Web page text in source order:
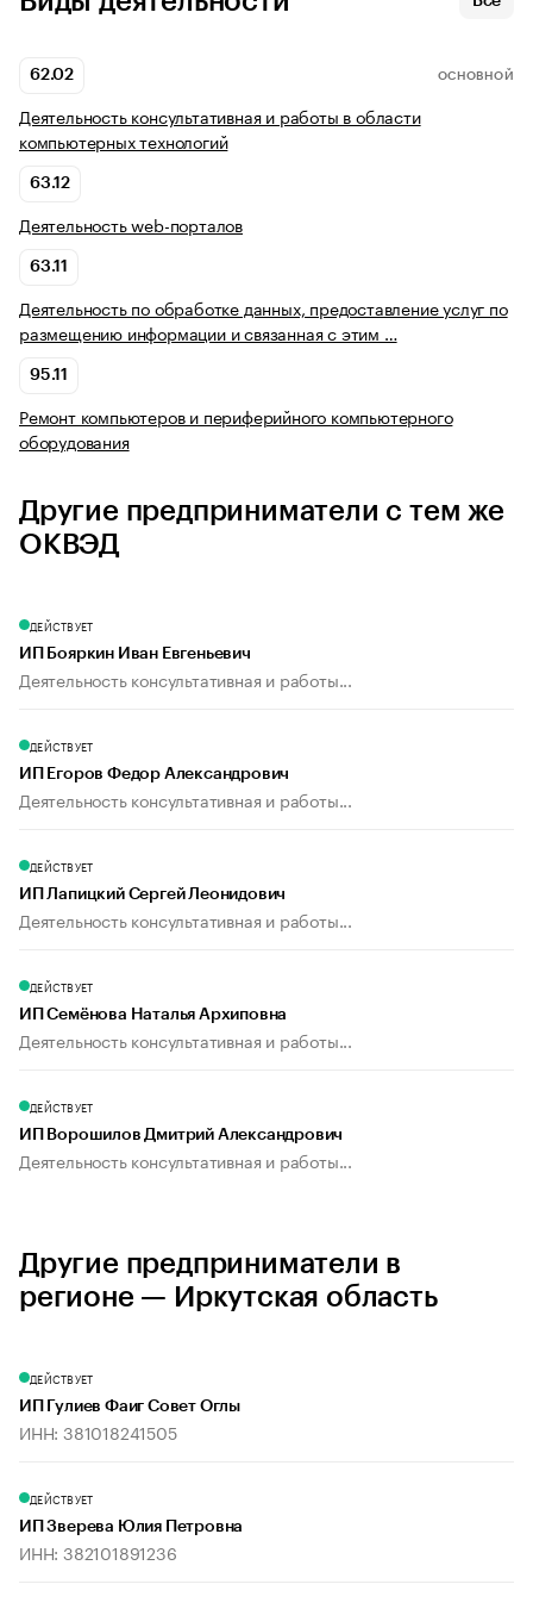
62.02 ОСНОВНОЙ
Деятельность консультативная и работы в области
компьютерных технологий
63.12
Деятельность web-порталов
63.11
Деятельность по обработке данных, предоставление услуг по
размещению информации и связанная с этим …
95.11
Ремонт компьютеров и периферийного компьютерного
оборудования
Другие предприниматели с тем же
ОКВЭД
ДЕЙСТВУЕТ
ИП Бояркин Иван Евгеньевич
Деятельность консультативная и работы...
ДЕЙСТВУЕТ
ИП Егоров Федор Александрович
Деятельность консультативная и работы...
ДЕЙСТВУЕТ
ИП Лапицкий Сергей Леонидович
Деятельность консультативная и работы...
ДЕЙСТВУЕТ
ИП Семёнова Наталья Архиповна
Деятельность консультативная и работы...
ДЕЙСТВУЕТ
ИП Ворошилов Дмитрий Александрович
Деятельность консультативная и работы...
Другие предприниматели в
регионе — Иркутская область
ДЕЙСТВУЕТ
ИП Гулиев Фаиг Совет Оглы
ИНН: 381018241505
ДЕЙСТВУЕТ
ИП Зверева Юлия Петровна
ИНН: 382101891236